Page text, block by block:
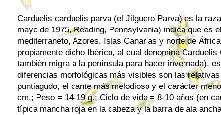
Carduelis carduelis parva (el Jilguero Parva) es la
mayo de 1975, Reading, Pennsylvania) indica que es
mediterraneto, Azores, Islas Canarias y norte de
propiamente dicho Ibérico, al cual denomina
también migra a la península para hacer invernada),
diferencias morfológicas más visibles son las
puntiagudo, el cante más melodioso y el carácter
cm.; Peso = 14-19 g.; Ciclo de vida = 8-10 años (en
típica mancha roja en la cabeza y la barra de ala